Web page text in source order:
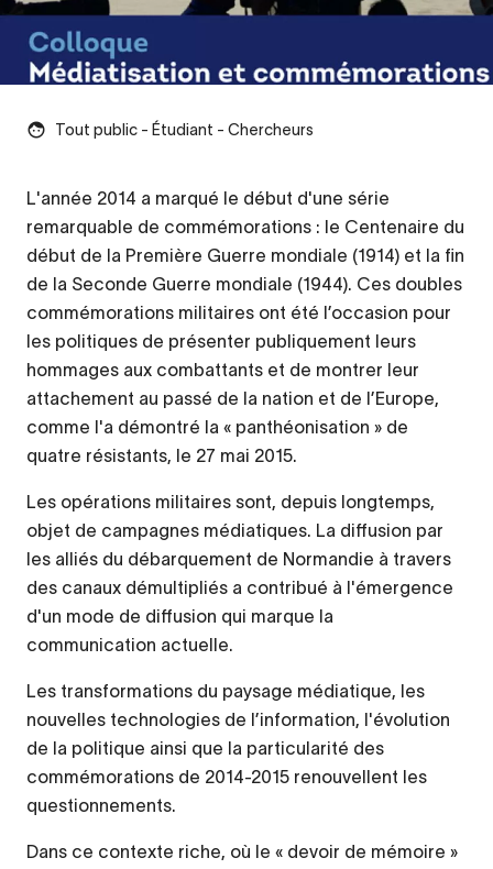
Tout public - Étudiant - Chercheurs
Contenu
d’origine
L'année 2014 a marqué le début d'une série
remarquable de commémorations : le Centenaire du
début de la Première Guerre mondiale (1914) et la fin
de la Seconde Guerre mondiale (1944). Ces doubles
commémorations militaires ont été l’occasion pour
les politiques de présenter publiquement leurs
hommages aux combattants et de montrer leur
attachement au passé de la nation et de l’Europe,
comme l'a démontré la « panthéonisation » de
quatre résistants, le 27 mai 2015.
Les opérations militaires sont, depuis longtemps,
objet de campagnes médiatiques. La diffusion par
les alliés du débarquement de Normandie à travers
des canaux démultipliés a contribué à l'émergence
d'un mode de diffusion qui marque la
communication actuelle.
Les transformations du paysage médiatique, les
nouvelles technologies de l’information, l'évolution
de la politique ainsi que la particularité des
commémorations de 2014-2015 renouvellent les
questionnements.
Dans ce contexte riche, où le « devoir de mémoire »